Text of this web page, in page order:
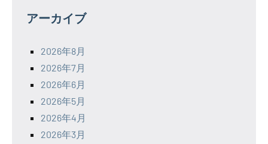
アーカイブ
2026年8月
2026年7月
2026年6月
2026年5月
2026年4月
2026年3月